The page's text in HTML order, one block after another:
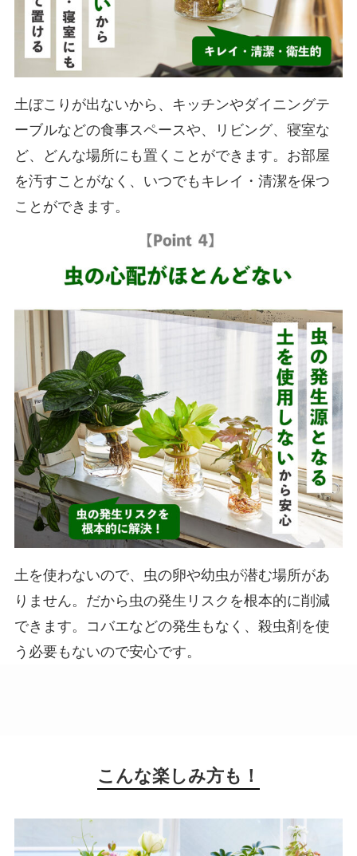
土ぼこりが出ないから、キッチンやダイニングテ
ーブルなどの食事スペースや、リビング、寝室な
ど、どんな場所にも置くことができます。お部屋
を汚すことがなく、いつでもキレイ・清潔を保つ
ことができます。
土を使わないので、虫の卵や幼虫が潜む場所があ
りません。だから虫の発生リスクを根本的に削減
できます。コバエなどの発生もなく、殺虫剤を使
う必要もないので安心です。
こんな楽しみ方も！